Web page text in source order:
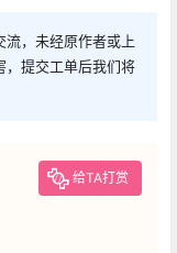
流，未经原作者或上
，提交工单后我们将
给TA打赏